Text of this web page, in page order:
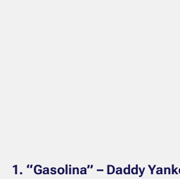
1. “Gasolina” – Daddy